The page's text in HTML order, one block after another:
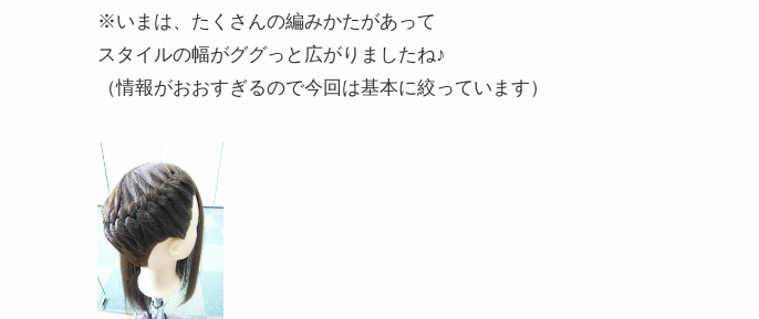
※いまは、たくさんの編みかたがあって
スタイルの幅がググっと広がりましたね♪
（情報がおおすぎるので今回は基本に絞っています）